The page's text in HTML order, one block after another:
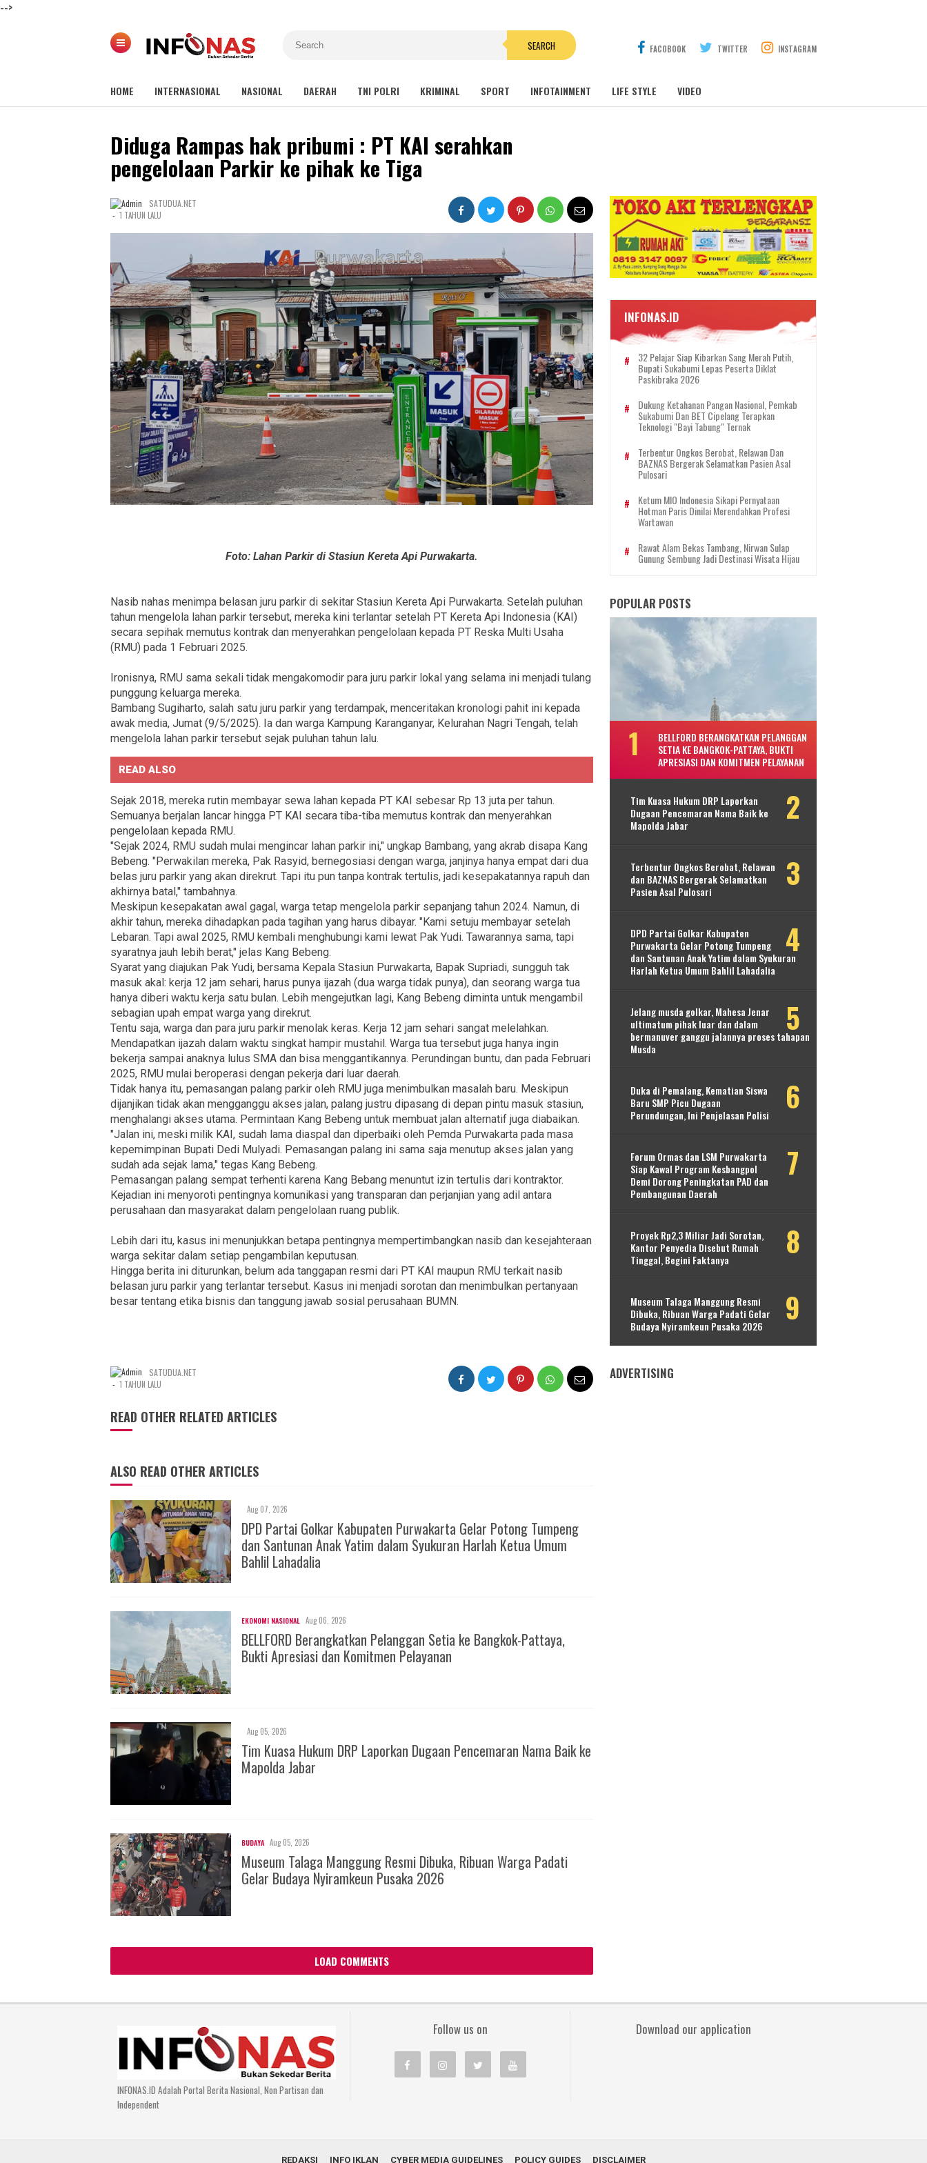
-->
SEARCH FACOBOOK TWITTER INSTAGRAM
HOME INTERNASIONAL NASIONAL DAERAH TNI POLRI KRIMINAL SPORT INFOTAINMENT LIFE STYLE VIDEO
Diduga Rampas hak pribumi : PT KAI serahkan
pengelolaan Parkir ke pihak ke Tiga
SATUDUA.NET
- 1 TAHUN LALU
Foto: Lahan Parkir di Stasiun Kereta Api Purwakarta.
Nasib nahas menimpa belasan juru parkir di sekitar Stasiun Kereta Api Purwakarta. Setelah puluhan
tahun mengelola lahan parkir tersebut, mereka kini terlantar setelah PT Kereta Api Indonesia (KAI)
secara sepihak memutus kontrak dan menyerahkan pengelolaan kepada PT Reska Multi Usaha
(RMU) pada 1 Februari 2025.
Ironisnya, RMU sama sekali tidak mengakomodir para juru parkir lokal yang selama ini menjadi tulang
punggung keluarga mereka.
Bambang Sugiharto, salah satu juru parkir yang terdampak, menceritakan kronologi pahit ini kepada
awak media, Jumat (9/5/2025). Ia dan warga Kampung Karanganyar, Kelurahan Nagri Tengah, telah
mengelola lahan parkir tersebut sejak puluhan tahun lalu.
READ ALSO
Sejak 2018, mereka rutin membayar sewa lahan kepada PT KAI sebesar Rp 13 juta per tahun.
Semuanya berjalan lancar hingga PT KAI secara tiba-tiba memutus kontrak dan menyerahkan
pengelolaan kepada RMU.
"Sejak 2024, RMU sudah mulai mengincar lahan parkir ini," ungkap Bambang, yang akrab disapa Kang
Bebeng. "Perwakilan mereka, Pak Rasyid, bernegosiasi dengan warga, janjinya hanya empat dari dua
belas juru parkir yang akan direkrut. Tapi itu pun tanpa kontrak tertulis, jadi kesepakatannya rapuh dan
akhirnya batal," tambahnya.
Meskipun kesepakatan awal gagal, warga tetap mengelola parkir sepanjang tahun 2024. Namun, di
akhir tahun, mereka dihadapkan pada tagihan yang harus dibayar. "Kami setuju membayar setelah
Lebaran. Tapi awal 2025, RMU kembali menghubungi kami lewat Pak Yudi. Tawarannya sama, tapi
syaratnya jauh lebih berat," jelas Kang Bebeng.
Syarat yang diajukan Pak Yudi, bersama Kepala Stasiun Purwakarta, Bapak Supriadi, sungguh tak
masuk akal: kerja 12 jam sehari, harus punya ijazah (dua warga tidak punya), dan seorang warga tua
hanya diberi waktu kerja satu bulan. Lebih mengejutkan lagi, Kang Bebeng diminta untuk mengambil
sebagian upah empat warga yang direkrut.
Tentu saja, warga dan para juru parkir menolak keras. Kerja 12 jam sehari sangat melelahkan.
Mendapatkan ijazah dalam waktu singkat hampir mustahil. Warga tua tersebut juga hanya ingin
bekerja sampai anaknya lulus SMA dan bisa menggantikannya. Perundingan buntu, dan pada Februari
2025, RMU mulai beroperasi dengan pekerja dari luar daerah.
Tidak hanya itu, pemasangan palang parkir oleh RMU juga menimbulkan masalah baru. Meskipun
dijanjikan tidak akan mengganggu akses jalan, palang justru dipasang di depan pintu masuk stasiun,
menghalangi akses utama. Permintaan Kang Bebeng untuk membuat jalan alternatif juga diabaikan.
"Jalan ini, meski milik KAI, sudah lama diaspal dan diperbaiki oleh Pemda Purwakarta pada masa
kepemimpinan Bupati Dedi Mulyadi. Pemasangan palang ini sama saja menutup akses jalan yang
sudah ada sejak lama," tegas Kang Bebeng.
Pemasangan palang sempat terhenti karena Kang Bebang menuntut izin tertulis dari kontraktor.
Kejadian ini menyoroti pentingnya komunikasi yang transparan dan perjanjian yang adil antara
perusahaan dan masyarakat dalam pengelolaan ruang publik.
Lebih dari itu, kasus ini menunjukkan betapa pentingnya mempertimbangkan nasib dan kesejahteraan
warga sekitar dalam setiap pengambilan keputusan.
Hingga berita ini diturunkan, belum ada tanggapan resmi dari PT KAI maupun RMU terkait nasib
belasan juru parkir yang terlantar tersebut. Kasus ini menjadi sorotan dan menimbulkan pertanyaan
besar tentang etika bisnis dan tanggung jawab sosial perusahaan BUMN.
SATUDUA.NET
- 1 TAHUN LALU
READ OTHER RELATED ARTICLES
ALSO READ OTHER ARTICLES
Aug 07, 2026
DPD Partai Golkar Kabupaten Purwakarta Gelar Potong Tumpeng
dan Santunan Anak Yatim dalam Syukuran Harlah Ketua Umum
Bahlil Lahadalia
EKONOMI NASIONAL Aug 06, 2026
BELLFORD Berangkatkan Pelanggan Setia ke Bangkok-Pattaya,
Bukti Apresiasi dan Komitmen Pelayanan
Aug 05, 2026
Tim Kuasa Hukum DRP Laporkan Dugaan Pencemaran Nama Baik ke
Mapolda Jabar
BUDAYA Aug 05, 2026
Museum Talaga Manggung Resmi Dibuka, Ribuan Warga Padati
Gelar Budaya Nyiramkeun Pusaka 2026
LOAD COMMENTS
INFONAS.ID
32 Pelajar Siap Kibarkan Sang Merah Putih,
Bupati Sukabumi Lepas Peserta Diklat
Paskibraka 2026
Dukung Ketahanan Pangan Nasional, Pemkab
Sukabumi Dan BET Cipelang Terapkan
Teknologi "Bayi Tabung" Ternak
Terbentur Ongkos Berobat, Relawan Dan
BAZNAS Bergerak Selamatkan Pasien Asal
Pulosari
Ketum MIO Indonesia Sikapi Pernyataan
Hotman Paris Dinilai Merendahkan Profesi
Wartawan
Rawat Alam Bekas Tambang, Nirwan Sulap
Gunung Sembung Jadi Destinasi Wisata Hijau
POPULAR POSTS
BELLFORD BERANGKATKAN PELANGGAN
SETIA KE BANGKOK-PATTAYA, BUKTI
APRESIASI DAN KOMITMEN PELAYANAN
Tim Kuasa Hukum DRP Laporkan
Dugaan Pencemaran Nama Baik ke
Mapolda Jabar
Terbentur Ongkos Berobat, Relawan
dan BAZNAS Bergerak Selamatkan
Pasien Asal Pulosari
DPD Partai Golkar Kabupaten
Purwakarta Gelar Potong Tumpeng
dan Santunan Anak Yatim dalam Syukuran
Harlah Ketua Umum Bahlil Lahadalia
Jelang musda golkar, Mahesa Jenar
ultimatum pihak luar dan dalam
bermanuver ganggu jalannya proses tahapan
Musda
Duka di Pemalang, Kematian Siswa
Baru SMP Picu Dugaan
Perundungan, Ini Penjelasan Polisi
Forum Ormas dan LSM Purwakarta
Siap Kawal Program Kesbangpol
Demi Dorong Peningkatan PAD dan
Pembangunan Daerah
Proyek Rp2,3 Miliar Jadi Sorotan,
Kantor Penyedia Disebut Rumah
Tinggal, Begini Faktanya
Museum Talaga Manggung Resmi
Dibuka, Ribuan Warga Padati Gelar
Budaya Nyiramkeun Pusaka 2026
ADVERTISING
INFONAS.ID Adalah Portal Berita Nasional, Non Partisan dan
Independent
Follow us on Download our application
REDAKSI INFO IKLAN CYBER MEDIA GUIDELINES POLICY GUIDES DISCLAIMER